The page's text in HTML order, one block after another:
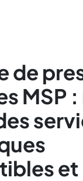
de
MSP
et